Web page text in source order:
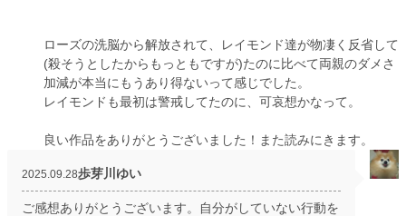
ローズの洗脳から解放されて、レイモンド達が物凄く反省して
(殺そうとしたからもっともですが)たのに比べて両親のダメさ
加減が本当にもうあり得ないって感じでした。
レイモンドも最初は警戒してたのに、可哀想かなって。
良い作品をありがとうございました！また読みにきます。
2025.09.28歩芽川ゆい
ご感想ありがとうございます。自分がしていない行動を